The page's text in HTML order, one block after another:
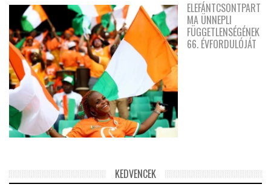
ELEFÁNTCSONTPART
MA ÜNNEPLI
FÜGGETLENSÉGÉNEK
66. ÉVFORDULÓJÁT
KEDVENCEK